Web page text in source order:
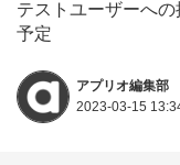
テストユーザーへの
予定
アプリオ編集部
2023-03-15